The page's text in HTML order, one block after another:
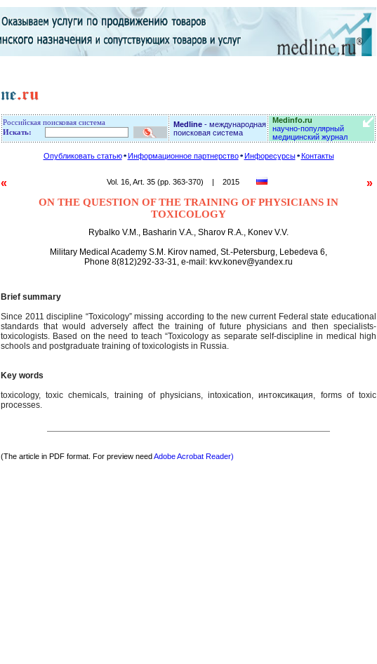
Российская поисковая система
Искать:
Medline - международная
поисковая система
Medinfo.ru
научно-популярный
медицинский журнал
Опубликовать статью Информационное партнерство Инфоресурсы Контакты
« Vol. 16, Art. 35 (pp. 363-370) | 2015 »
ON THE QUESTION OF THE TRAINING OF PHYSICIANS IN
TOXICOLOGY
Rybalko V.M., Basharin V.A., Sharov R.A., Konev V.V.
Military Medical Academy S.M. Kirov named, St.-Petersburg, Lebedeva 6,
Phone 8(812)292-33-31, e-mail: kvv.konev@yandex.ru
Brief summary
Since 2011 discipline “Toxicology” missing according to the new current Federal state educational
standards that would adversely affect the training of future physicians and then specialists-
toxicologists. Based on the need to teach “Toxicology as separate self-discipline in medical high
schools and postgraduate training of toxicologists in Russia.
Key words
toxicology, toxic chemicals, training of physicians, intoxication, интоксикация, forms of toxic
processes.
(The article in PDF format. For preview needAdobe Acrobat Reader)